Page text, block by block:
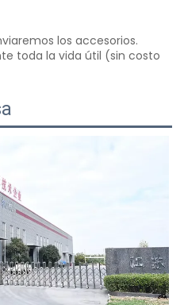
los accesorios.
toda la vida útil (sin costo